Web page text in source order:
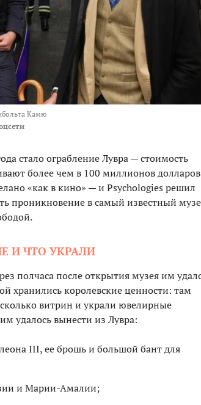
Камю
стало ограбление Лувра — стоимость
более чем в 100 миллионов
«как в кино» — и Psychologies решил
проникновение в самый известный
И ЧТО УКРАЛИ
полчаса после открытия музея им
хранились королевские ценности: там
витрин и украли ювелирные
удалось вынести из Лувра:
III, ее брошь и большой бант для
и Марии-Амалии;